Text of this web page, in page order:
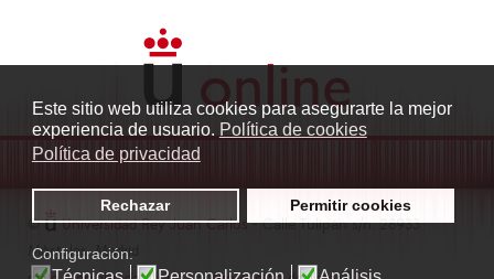
Este sitio web utiliza cookies para asegurarte la mejor
experiencia de usuario. Política de cookies
Política de privacidad
Rechazar Permitir cookies
Configuración:
© Universidad Rey Juan Carlos- Calle Tulipán s/n. 28933
Móstoles. Madrid